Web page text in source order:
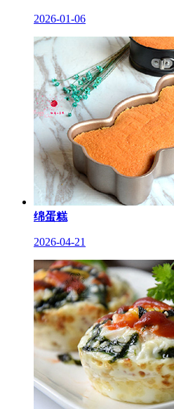
2026-01-06
绵蛋糕
2026-04-21